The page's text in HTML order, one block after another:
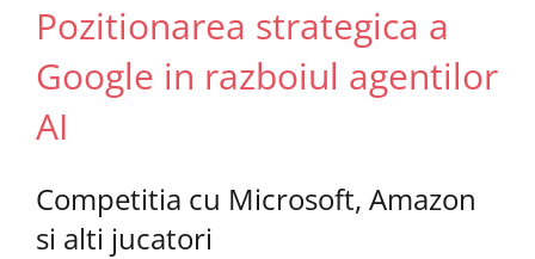
Pozitionarea strategica a
Google in razboiul agentilor
AI
Competitia cu Microsoft, Amazon
si alti jucatori